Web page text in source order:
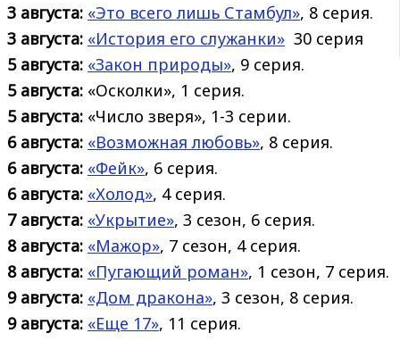
3 августа: «Это всего лишь Стамбул», 8 серия.
3 августа: «История его служанки» 30 серия
5 августа: «Закон природы», 9 серия.
5 августа: «Осколки», 1 серия.
5 августа: «Число зверя», 1-3 серии.
6 августа: «Возможная любовь», 8 серия.
6 августа: «Фейк», 6 серия.
6 августа: «Холод», 4 серия.
7 августа: «Укрытие», 3 сезон, 6 серия.
8 августа: «Мажор», 7 сезон, 4 серия.
8 августа: «Пугающий роман», 1 сезон, 7 серия.
9 августа: «Дом дракона», 3 сезон, 8 серия.
9 августа: «Еще 17», 11 серия.